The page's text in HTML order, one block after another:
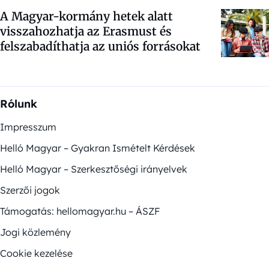
A Magyar-kormány hetek alatt
visszahozhatja az Erasmust és
felszabadíthatja az uniós forrásokat
Rólunk
Impresszum
Helló Magyar – Gyakran Ismételt Kérdések
Helló Magyar – Szerkesztőségi irányelvek
Szerzői jogok
Támogatás: hellomagyar.hu – ÁSZF
Jogi közlemény
Cookie kezelése